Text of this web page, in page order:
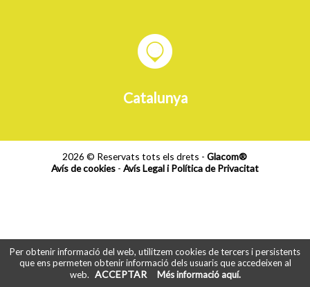
Catalunya
2026 © Reservats tots els drets -Glacom®
Avís de cookies- Avís Legal i Política de Privacitat
Per obtenir informació del web, utilitzem cookies de tercers i persistents
que ens permeten obtenir informació dels usuaris que accedeixen al
web. ACCEPTAR Més informació aquí.